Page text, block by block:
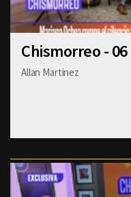
Chismorreo -
Allan Martinez